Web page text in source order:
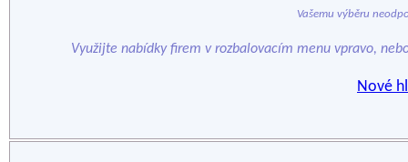
Vašemu výběru
Využijte nabídky firem v rozbalovacím menu vpravo,
Nové